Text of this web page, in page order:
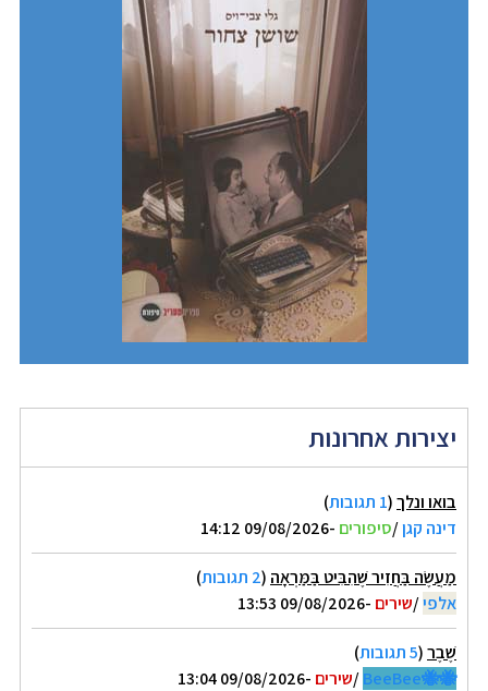
יצירות אחרונות
בואו ונלך(1 תגובות
)
דינה קגן/סיפורים -09/08/2026 14:12
מַעֲשֶׂה בַּחֲזִיר שֶׁהִבִּיט בַּמַּרְאָה (2 תגובות
)
אלפי/שירים -09/08/2026 13:53
שֶׁבֶר(5 תגובות
)
🐝🐝BeeBee
/שירים -09/08/2026 13:04